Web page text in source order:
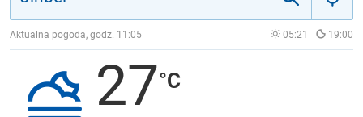
JAKOŚĆ POWIETRZA
Aktualna pogoda, godz. 11:05 05:21 19:00
27